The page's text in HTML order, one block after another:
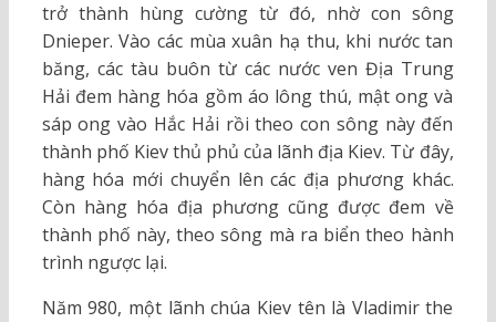
trở thành hùng cường từ đó, nhờ con sông
Dnieper. Vào các mùa xuân hạ thu, khi nước tan
băng, các tàu buôn từ các nước ven Địa Trung
Hải đem hàng hóa gồm áo lông thú, mật ong và
sáp ong vào Hắc Hải rồi theo con sông này đến
thành phố Kiev thủ phủ của lãnh địa Kiev. Từ đây,
hàng hóa mới chuyển lên các địa phương khác.
Còn hàng hóa địa phương cũng được đem về
thành phố này, theo sông mà ra biển theo hành
trình ngược lại.
Năm 980, một lãnh chúa Kiev tên là Vladimir the